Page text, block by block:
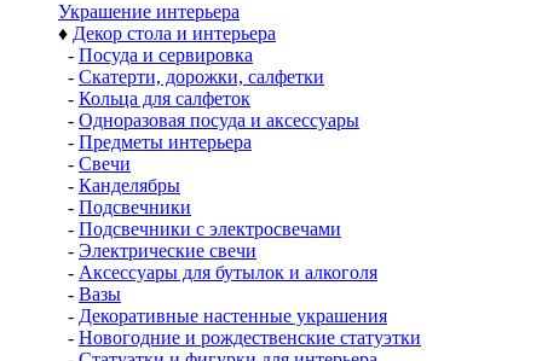
Украшение интерьера
♦ Декор стола и интерьера
- Посуда и сервировка
- Скатерти, дорожки, салфетки
- Кольца для салфеток
- Одноразовая посуда и аксессуары
- Предметы интерьера
- Свечи
- Канделябры
- Подсвечники
- Подсвечники с электросвечами
- Электрические свечи
- Аксессуары для бутылок и алкоголя
- Вазы
- Декоративные настенные украшения
- Новогодние и рождественские статуэтки